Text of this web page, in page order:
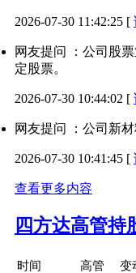
2026-07-30 11:42:25 [
网友提问 ：公司股
定股票。
2026-07-30 10:44:02 [
网友提问 ：公司新
2026-07-30 10:41:45 [
查看更多内容
四方达高管持
时间 高管 变